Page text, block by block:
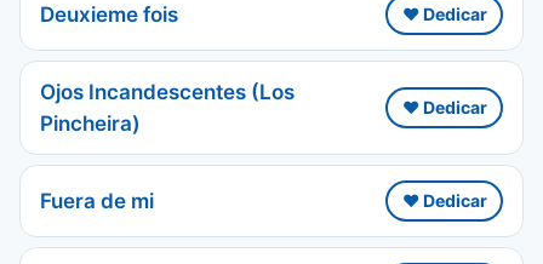
Deuxieme fois ❤️ Dedicar
Ojos Incandescentes (Los
Pincheira)
❤️ Dedicar
Fuera de mi ❤️ Dedicar